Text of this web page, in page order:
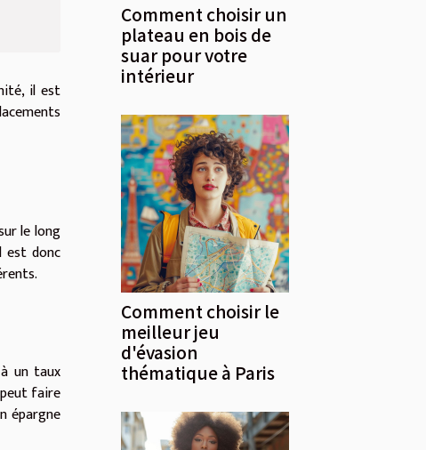
il est
le long
est donc
un taux
faire
épargne
Comment choisir un
plateau en bois de
suar pour votre
intérieur
Comment choisir le
meilleur jeu
d'évasion
thématique à Paris